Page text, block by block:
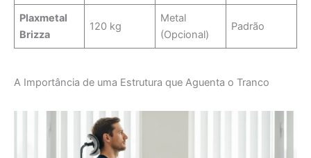
Plaxmetal
Brizza
120 kg
Metal
(Opcional)
Padrão
A Importância de uma Estrutura que Aguenta o Tranco